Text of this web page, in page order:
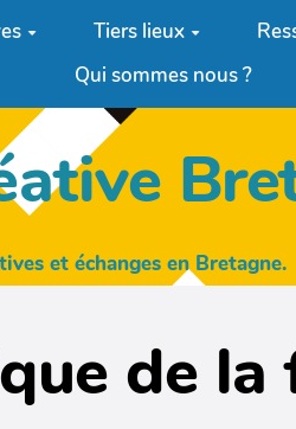
Tiers lieux
Qui sommes nous ?
et échanges en Bretagne.
de la